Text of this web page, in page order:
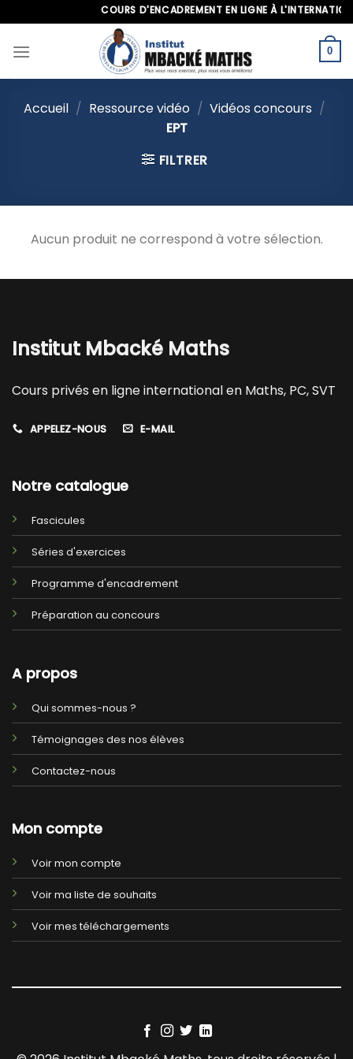
to
content
COURS D'ENCADREMENT EN LIGNE À
0
Accueil / Ressource vidéo / Vidéos concours /
EPT
FILTRER
Aucun produit ne correspond à votre sélection.
Institut Mbacké Maths
Cours privés en ligne international en Maths, PC, SVT
APPELEZ-NOUS E-MAIL
Notre catalogue
Fascicules
Séries d'exercices
Programme d'encadrement
Préparation au concours
A propos
Qui sommes-nous ?
Témoignages des nos élèves
Contactez-nous
Mon compte
Voir mon compte
Voir ma liste de souhaits
Voir mes téléchargements